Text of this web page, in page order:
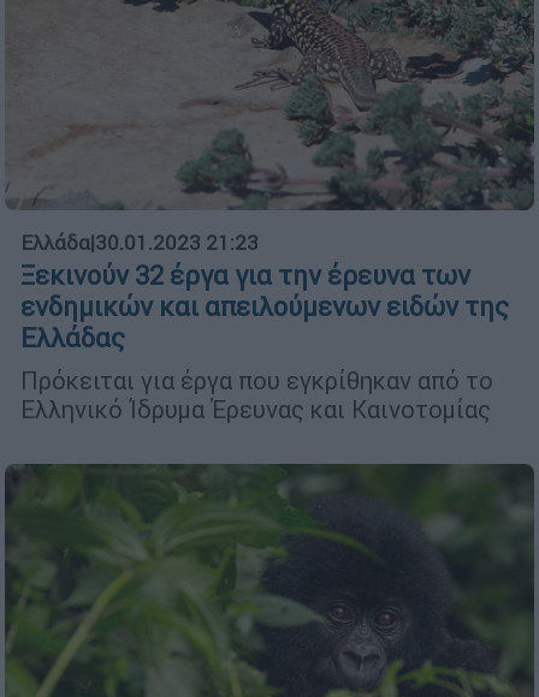
Ελλάδα|30.01.2023 21:23
Ξεκινούν 32 έργα για την έρευνα των
ενδημικών και απειλούμενων ειδών της
Ελλάδας
Πρόκειται για έργα που εγκρίθηκαν από το
Ελληνικό Ίδρυμα Έρευνας και Καινοτομίας